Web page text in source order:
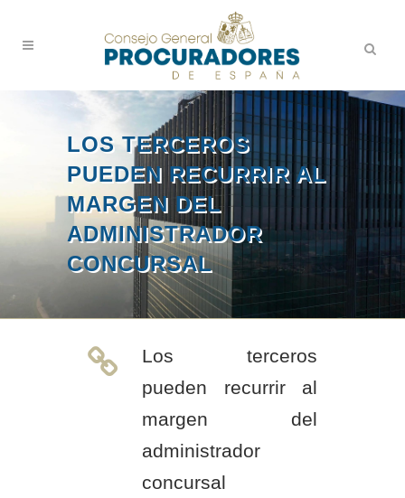
LOS TERCEROS
PUEDEN RECURRIR AL
MARGEN DEL
ADMINISTRADOR
CONCURSAL
Los terceros
pueden recurrir al
margen del
administrador
concursal